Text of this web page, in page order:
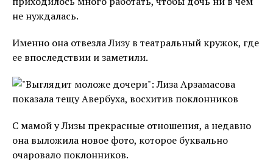
не нуждалась.
Именно она отвезла Лизу в театральный кружок, где
ее впоследствии и заметили.
С мамой у Лизы прекрасные отношения, а недавно
она выложила новое фото, которое буквально
очаровало поклонников.